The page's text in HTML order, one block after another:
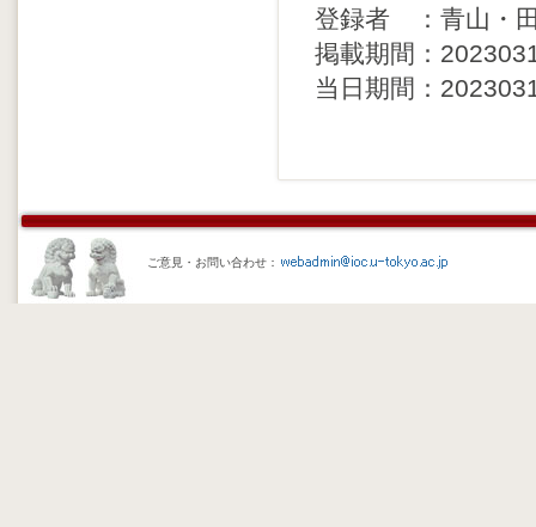
登録者 ：青山・
掲載期間：
当日期間：
ご意見・お問い合わせ：